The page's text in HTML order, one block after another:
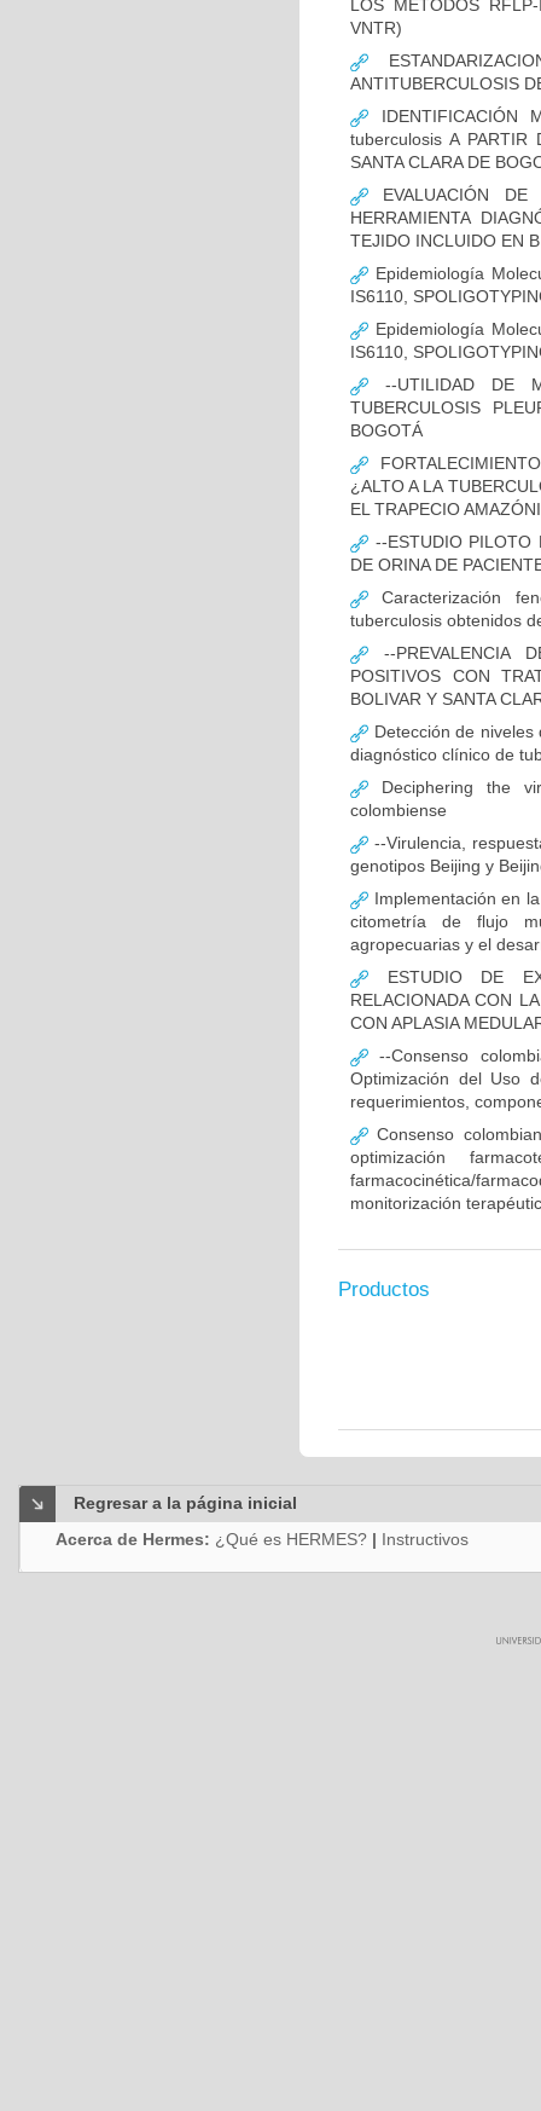
LOS MÉTODOS
VNTR)
ANTITUBERCULOSIS
IDENTIFICACIÓN
tuberculosis A PARTIR
SANTA CLARA DE
EVALUACIÓN DE
HERRAMIENTA
TEJIDO INCLUIDO EN
Epidemiología
IS6110,
Epidemiología
IS6110,
--UTILIDAD DE
TUBERCULOSIS
BOGOTÁ
¿ALTO A LA
EL TRAPECIO
--ESTUDIO PILOTO
DE ORINA DE
Caracterización
tuberculosis obtenidos
--PREVALENCIA
POSITIVOS CON
BOLIVAR Y SANTA
Detección de
diagnóstico clínico de
Deciphering the
colombiense
--Virulencia,
genotipos Beijing y
Implementación en
citometría de flujo
agropecuarias y el
ESTUDIO DE
RELACIONADA CON
CON APLASIA
--Consenso
Optimización del Uso
requerimientos,
Consenso
optimización
farmacocinética/
monitorización
Productos
Regresar a la página inicial
Acerca de Hermes: ¿Qué es HERMES? | Instructivos